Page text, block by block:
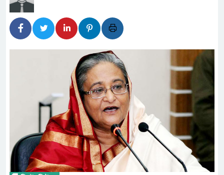
ওমানের সঙ্গে ইরানের হরমুজ
আত-তানযীল ইনস্টিটিউট
পর্দাপন উপলক্ষে আলোচনা সভা ও
ফ্যাসিবাদবিরোধী আন্দোলনে
নিরপেক্ষ ও বিশ্বাসযোগ্য : প্রধানমন্ত্রী
বাগেরহাট মেডিকেল